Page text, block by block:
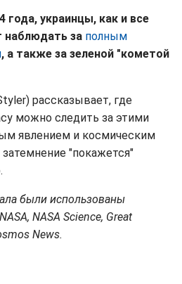
года, украинцы, как и все
наблюдать за полным
, а также за зеленой "кометой
рассказывает, где
можно следить за этими
явлением и космическим
"покажется"
были использованы
NASA Science, Great
News.